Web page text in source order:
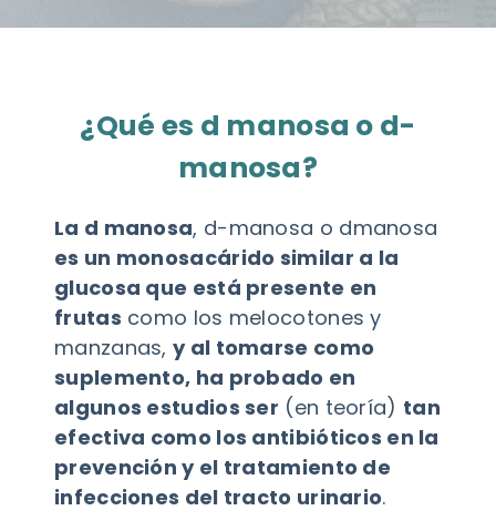
¿Qué es d manosa o d-
manosa?
La d manosa, d-manosa o dmanosa
es un monosacárido similar a la
glucosa que está presente en
frutas como los melocotones y
manzanas,y al tomarse como
suplemento, ha probado en
algunos estudios ser (en teoría) tan
efectiva como los antibióticos en la
prevención y el tratamiento de
infecciones del tracto urinario.